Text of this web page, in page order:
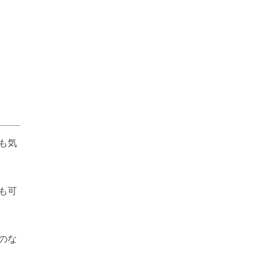
気
可
な